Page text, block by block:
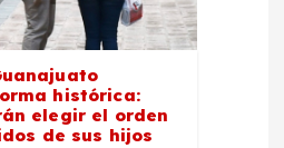
histórica:
elegir el orden
de sus hijos